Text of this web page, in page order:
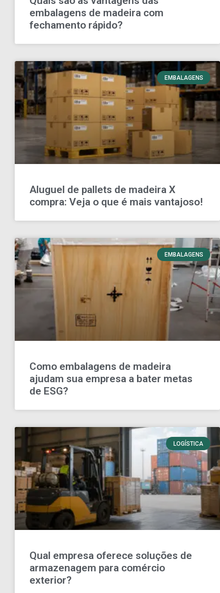
embalagens de madeira com
fechamento rápido?
EMBALAGENS
Aluguel de pallets de madeira X
compra: Veja o que é mais vantajoso!
EMBALAGENS
Como embalagens de madeira
ajudam sua empresa a bater metas
de ESG?
LOGÍSTICA
Qual empresa oferece soluções de
armazenagem para comércio
exterior?